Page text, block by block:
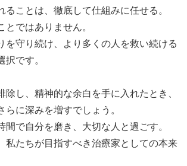
ることは、徹底して仕組みに任せる。
とではありません。
を守り続け、より多くの人を救い続ける
択です。
除し、精神的な余白を手に入れたとき、
らに深みを増すでしょう。
間で自分を磨き、大切な人と過ごす。
私たちが目指すべき治療家としての本来